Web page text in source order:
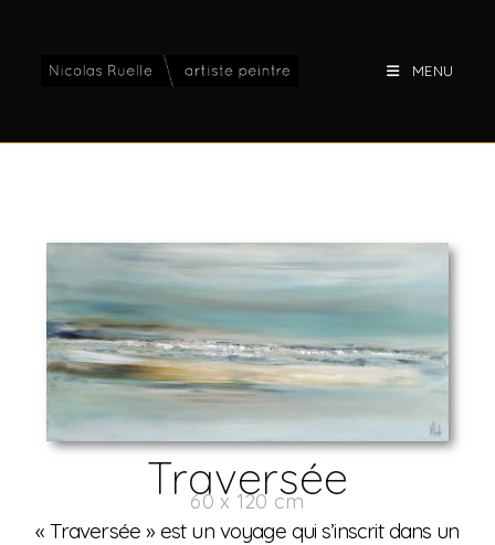
MENU
Traversée
60 x 120 cm
« Traversée » est un voyage qui s’inscrit dans un